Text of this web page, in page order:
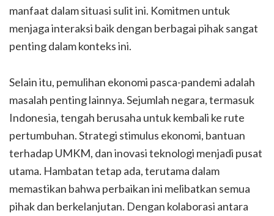
manfaat dalam situasi sulit ini. Komitmen untuk
menjaga interaksi baik dengan berbagai pihak sangat
penting dalam konteks ini.
Selain itu, pemulihan ekonomi pasca-pandemi adalah
masalah penting lainnya. Sejumlah negara, termasuk
Indonesia, tengah berusaha untuk kembali ke rute
pertumbuhan. Strategi stimulus ekonomi, bantuan
terhadap UMKM, dan inovasi teknologi menjadi pusat
utama. Hambatan tetap ada, terutama dalam
memastikan bahwa perbaikan ini melibatkan semua
pihak dan berkelanjutan. Dengan kolaborasi antara